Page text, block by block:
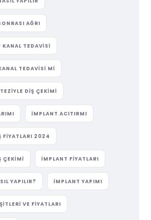
AĞRI
KANAL TEDAVISI
TEDAVISI MI
DIŞ ÇEKIMI
IMPLANT ACITIRMI
FIYATLARI 2024
ÇEKIMI IMPLANT FIYATLARI
YAPILIR? IMPLANT YAPIMI
VE FIYATLARI